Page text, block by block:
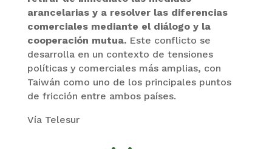
arancelarias y a resolver las diferencias
comerciales mediante el diálogo y la
cooperación mutua. Este conflicto se
desarrolla en un contexto de tensiones
políticas y comerciales más amplias, con
Taiwán como uno de los principales puntos
de fricción entre ambos países.
Vía Telesur